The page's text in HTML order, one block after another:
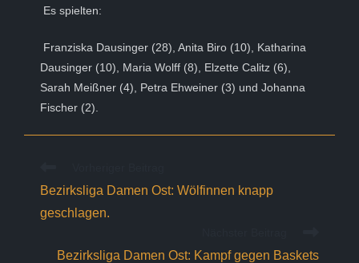
Es spielten:
Franziska Dausinger (28), Anita Biro (10), Katharina
Dausinger (10), Maria Wolff (8), Elzette Calitz (6),
Sarah Meißner (4), Petra Ehweiner (3) und Johanna
Fischer (2).
ansehen
Bezirksliga Damen Ost: Wölfinnen knapp
geschlagen.
Bezirksliga Damen Ost: Kampf gegen Baskets